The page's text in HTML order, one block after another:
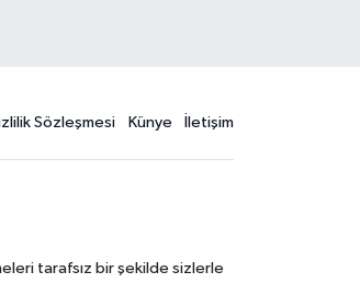
Sözleşmesi Künye İletişim
tarafsız bir şekilde sizlerle